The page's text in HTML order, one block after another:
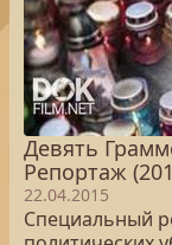
Девять
Репортаж
22.04.2015
Специальный